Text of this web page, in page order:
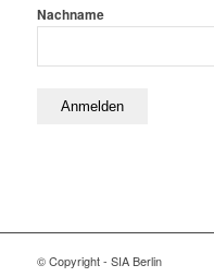
Nachname
© Copyright - SIA Berlin